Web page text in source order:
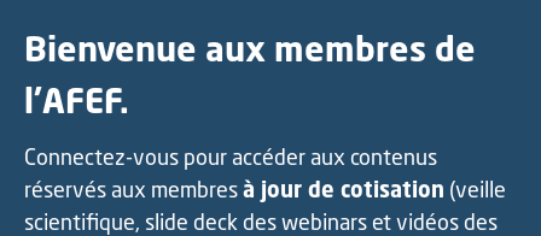
Bienvenue aux membres de
l’AFEF.
Connectez-vous pour accéder aux contenus
réservés aux membresà jour de cotisation (veille
scientifique, slide deck des webinars et vidéos des